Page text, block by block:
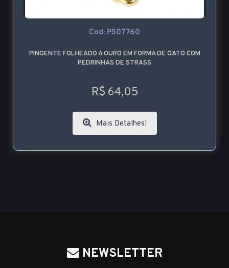
Cod: PS07760
PINGENTE FOLHEADO A OURO EM FORMA DE GATO COM
PEDRINHAS DE STRASS
R$ 64,05
Mais Detalhes!
NEWSLETTER